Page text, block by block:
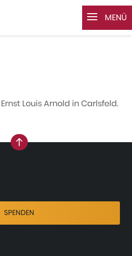
MENÜ
Louis Arnold in Carlsfeld.
nach oben
SPENDEN